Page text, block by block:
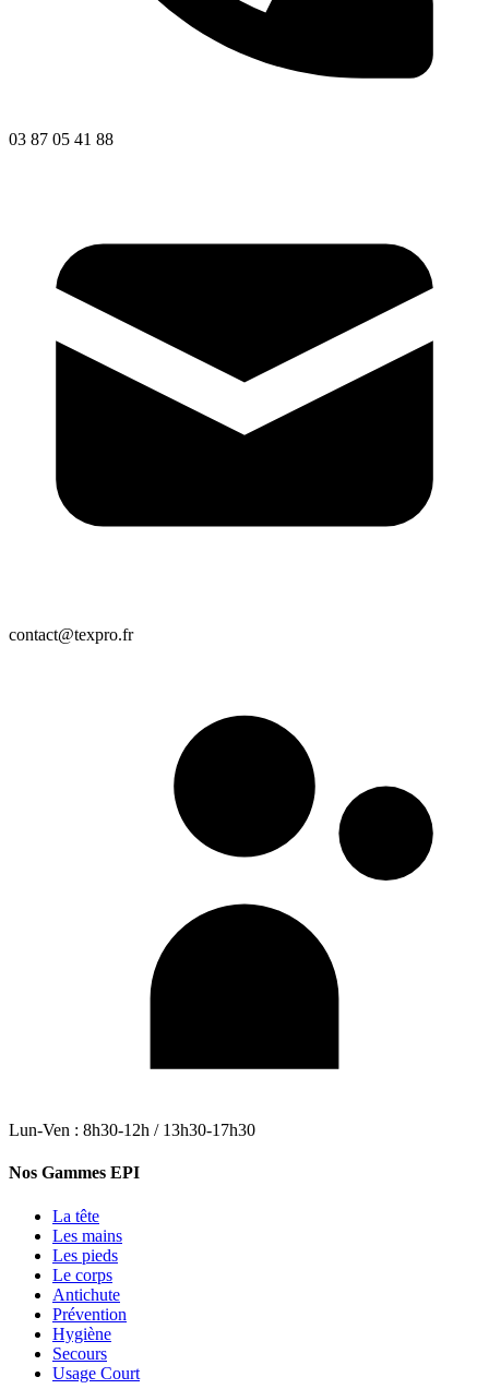
03 87 05 41 88
contact@texpro.fr
Lun-Ven : 8h30-12h / 13h30-17h30
Nos Gammes EPI
La tête
Les mains
Les pieds
Le corps
Antichute
Prévention
Hygiène
Secours
Usage Court